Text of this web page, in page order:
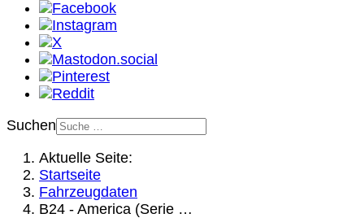
Suchen
Aktuelle Seite:
Startseite
Fahrzeugdaten
B24 - America (Serie …